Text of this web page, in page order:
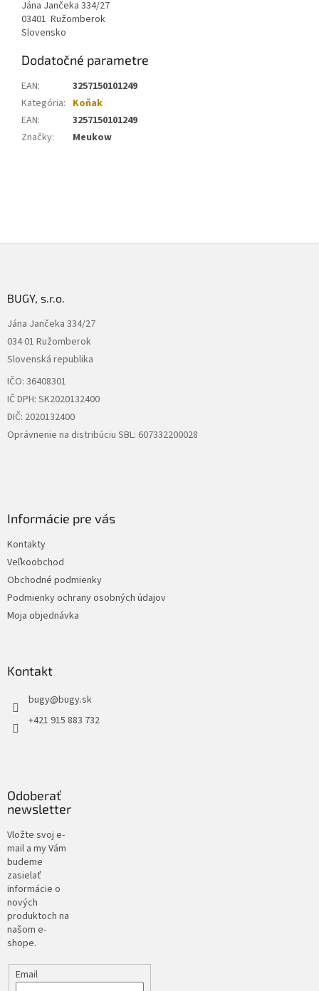
Jána Jančeka 334/27
03401 Ružomberok
Slovensko
Dodatočné parametre
EAN:
3257150101249
Kategória: Koňak
EAN:
3257150101249
Značky: Meukow
BUGY, s.r.o.
Jána Jančeka 334/27
034 01 Ružomberok
Slovenská republika
IČO: 36408301
IČ DPH: SK2020132400
DIČ: 2020132400
Oprávnenie na distribúciu SBL: 607332200028
Informácie pre vás
Kontakty
Veľkoobchod
Obchodné podmienky
Podmienky ochrany osobných údajov
Moja objednávka
Kontakt
bugy@bugy.sk
+421 915 883 732
Odoberať
newsletter
Vložte svoj e-
mail a my Vám
budeme
zasielať
informácie o
nových
produktoch na
našom e-
shope.
Email